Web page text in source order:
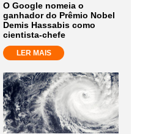
O Google nomeia o
ganhador do Prêmio Nobel
Demis Hassabis como
cientista-chefe
LER MAIS